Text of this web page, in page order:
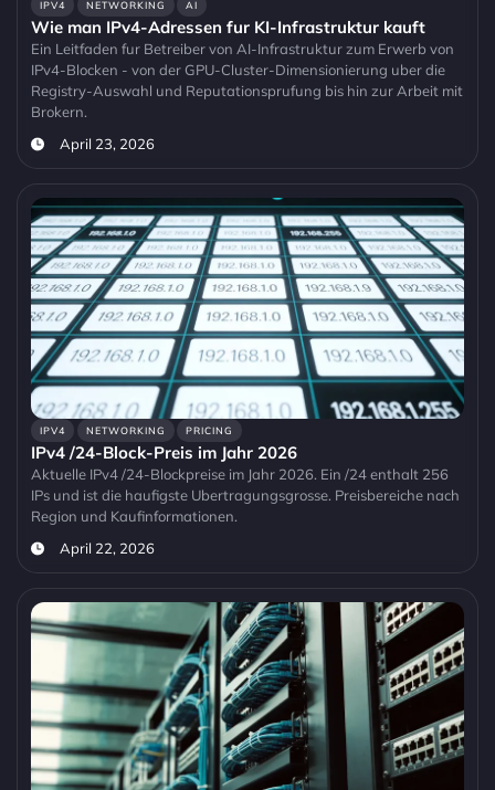
IPV4 NETWORKING AI
Wie man IPv4-Adressen fur KI-Infrastruktur kauft
Ein Leitfaden fur Betreiber von AI-Infrastruktur zum Erwerb von
IPv4-Blocken - von der GPU-Cluster-Dimensionierung uber die
Registry-Auswahl und Reputationsprufung bis hin zur Arbeit mit
Brokern.
April 23, 2026
IPV4 NETWORKING PRICING
IPv4 /24-Block-Preis im Jahr 2026
Aktuelle IPv4 /24-Blockpreise im Jahr 2026. Ein /24 enthalt 256
IPs und ist die haufigste Ubertragungsgrosse. Preisbereiche nach
Region und Kaufinformationen.
April 22, 2026